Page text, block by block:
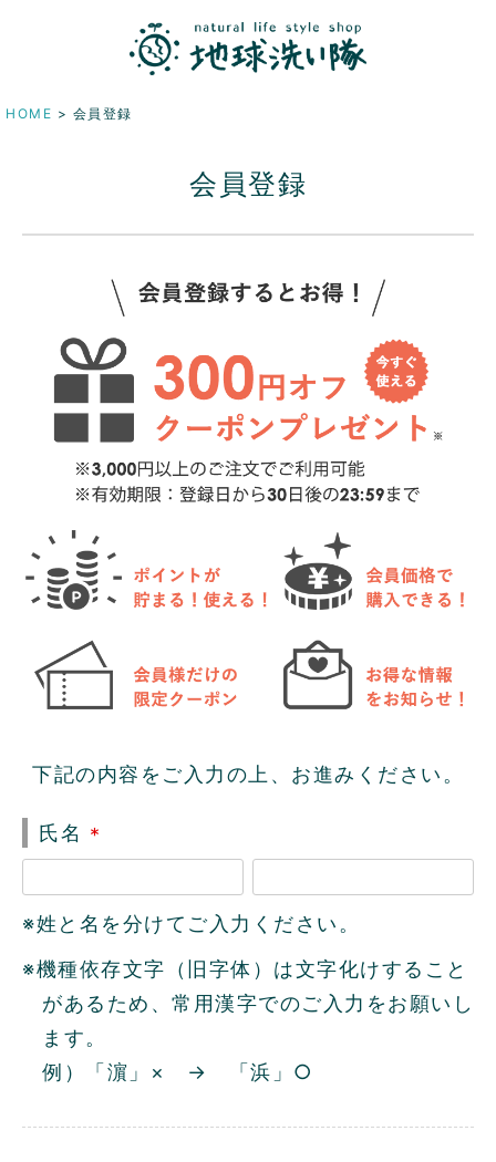
HOME 会員登録
会員登録
下記の内容をご入力の上、お進みください。
氏名
(
必
須
)
※姓と名を分けてご入力ください。
※機種依存文字（旧字体）は文字化けすること
があるため、常用漢字でのご入力をお願いし
ます。
例）「濵」× → 「浜」○